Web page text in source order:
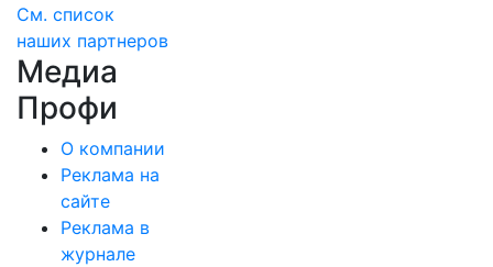
См. список
наших партнеров
Медиа
Профи
О компании
Реклама на
сайте
Реклама в
журнале